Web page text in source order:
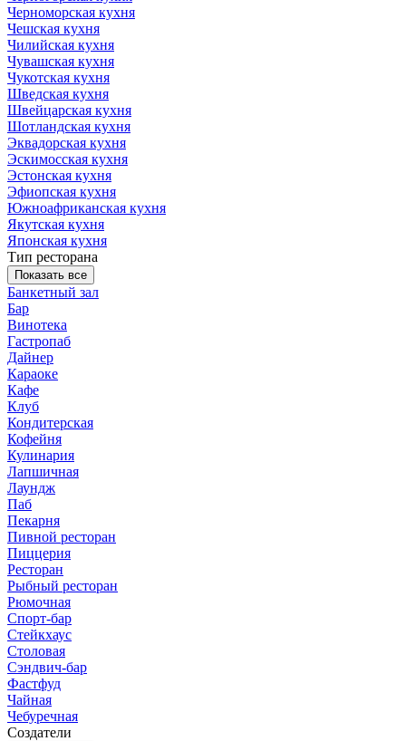
Черноморская кухня
Чешская кухня
Чилийская кухня
Чувашская кухня
Чукотская кухня
Шведская кухня
Швейцарская кухня
Шотландская кухня
Эквадорская кухня
Эскимосская кухня
Эстонская кухня
Эфиопская кухня
Южноафриканская кухня
Якутская кухня
Японская кухня
Тип ресторана
Показать все
Банкетный зал
Бар
Винотека
Гастропаб
Дайнер
Караоке
Кафе
Клуб
Кондитерская
Кофейня
Кулинария
Лапшичная
Лаундж
Паб
Пекарня
Пивной ресторан
Пиццерия
Ресторан
Рыбный ресторан
Рюмочная
Спорт-бар
Стейкхаус
Столовая
Сэндвич-бар
Фастфуд
Чайная
Чебуречная
Создатели